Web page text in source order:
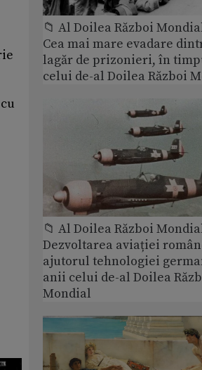
📁 Al Doilea Război
Cea mai mare evadare
lagăr de prizonieri, în
celui de-al Doilea Război
📁 Al Doilea Război
Dezvoltarea aviației
ajutorul tehnologiei
anii celui de-al Doilea
Mondial